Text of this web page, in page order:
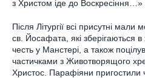
з Христом іде до Воскресіння…»
Після Літургії всі присутні
св. Йосафата, які зберігаються
честь у Манстері, а також
частичками з Животворящого
Христос. Парафіяни